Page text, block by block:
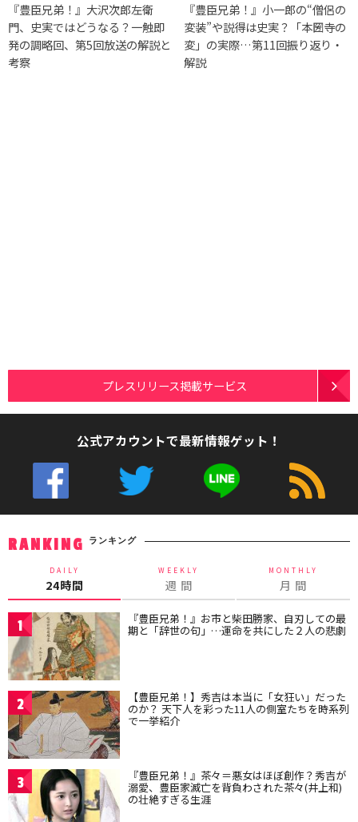
『豊臣兄弟！』大沢次郎左衛
門、史実ではどうなる？一触即
発の調略回、第5回放送の解説と
考察
『豊臣兄弟！』小一郎の“僧侶の
変装”や説得は史実？「本圀寺の
変」の実際…第11回振り返り・
解説
プレスリリース掲載サービス
公式アカウントで最新情報ゲット！
RANKING ランキング
DAILY
24時間
WEEKLY
週 間
MONTHLY
月 間
1 『豊臣兄弟！』お市と柴田勝家、自刃しての最
期と「辞世の句」…運命を共にした２人の悲劇
2 【豊臣兄弟！】秀吉は本当に「女狂い」だった
のか？ 天下人を彩った11人の側室たちを時系列
で一挙紹介
3 『豊臣兄弟！』茶々＝悪女はほぼ創作？秀吉が
溺愛、豊臣家滅亡を背負わされた茶々(井上和)
の壮絶すぎる生涯